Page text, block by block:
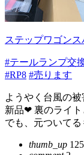
ステップワゴン
#テールランプ交
#RP8 #売ります
ようやく台風の
新品❤ 裏のライ
でも、元ついて
thumb_up 125